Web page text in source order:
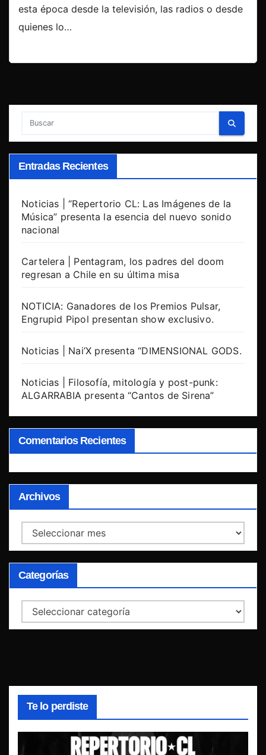
esta época desde la televisión, las radios o desde
quienes lo…
Entradas Recientes
Noticias | “Repertorio CL: Las Imágenes de la
Música” presenta la esencia del nuevo sonido
nacional
Cartelera | Pentagram, los padres del doom
regresan a Chile en su última misa
NOTICIA: Ganadores de los Premios Pulsar,
Engrupid Pipol presentan show exclusivo.
Noticias | Nai’X presenta “DIMENSIONAL GODS.
Noticias | Filosofía, mitología y post-punk:
ALGARRABIA presenta “Cantos de Sirena”
Comentarios Recientes
Archivos
Archivos
Categorías
Categorías
Te lo perdiste